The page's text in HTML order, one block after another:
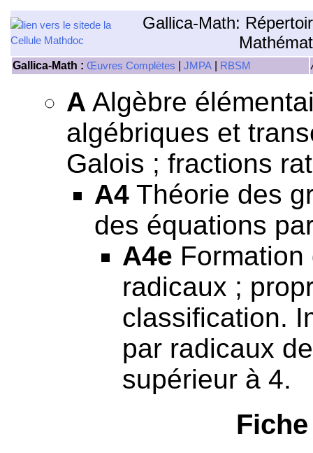
Gallica-Math:
Gallica-Math : Œuvres Complètes JMPA RBSM
A Algèbre
algébriques et
Galois ; fractions
A4 Théorie des
des équations
A4e
radicaux ;
classification.
par radicaux
supérieur à 4.